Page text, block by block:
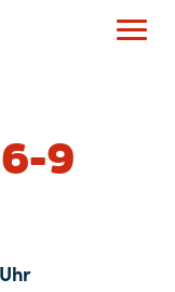
6-9